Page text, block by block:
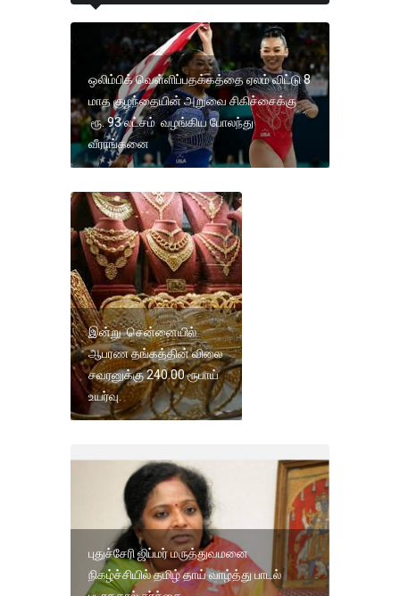
ஒலிம்பிக் வெள்ளிப்பதக்கத்தை ஏலம் விட்டு 8
மாத குழந்தையின் அறுவை சிகிச்சைக்கு
ரூ. 93 லட்சம் வழங்கிய போலந்து
வீராங்கனை
இன்று சென்னையில்
ஆபரண தங்கத்தின் விலை
சவரனுக்கு 240.00 ரூபாய்
உயர்வு.
புதுச்சேரி ஜிப்மர் மருத்துவமனை
நிகழ்ச்சியில் தமிழ் தாய் வாழ்த்து பாடல்